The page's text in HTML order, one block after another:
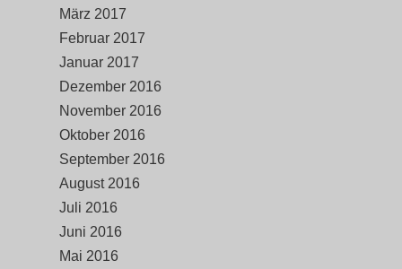
März 2017
Februar 2017
Januar 2017
Dezember 2016
November 2016
Oktober 2016
September 2016
August 2016
Juli 2016
Juni 2016
Mai 2016